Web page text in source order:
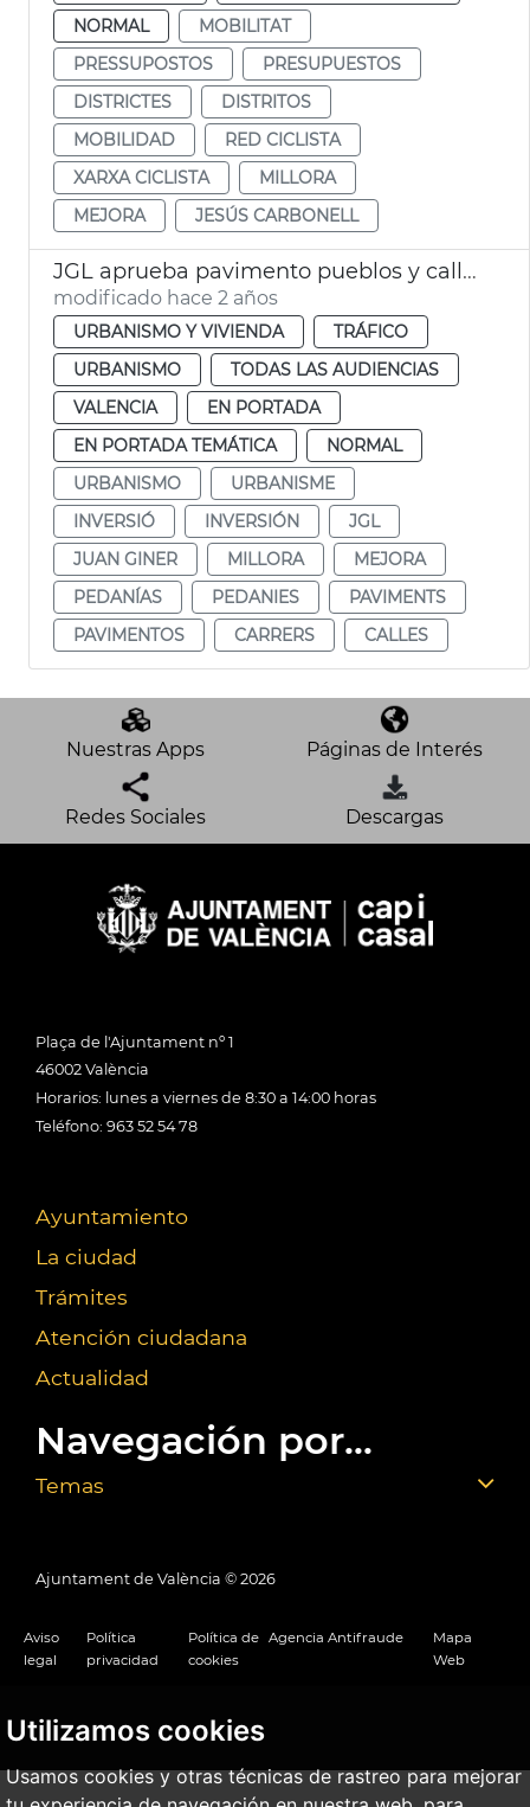
Utilizamos cookies
Usamos cookies y otras técnicas de rastreo para mejorar
NORMAL
MOBILITAT
PRESSUPOSTOS
PRESUPUESTOS
DISTRICTES
DISTRITOS
MOBILIDAD
RED CICLISTA
XARXA CICLISTA
MILLORA
MEJORA
JESÚS CARBONELL
JGL aprueba pavimento pueblos y calles València
modificado hace 2 años
URBANISMO Y VIVIENDA
TRÁFICO
URBANISMO
TODAS LAS AUDIENCIAS
VALENCIA
EN PORTADA
EN PORTADA TEMÁTICA
NORMAL
URBANISMO
URBANISME
INVERSIÓ
INVERSIÓN
JGL
JUAN GINER
MILLORA
MEJORA
PEDANÍAS
PEDANIES
PAVIMENTS
PAVIMENTOS
CARRERS CALLES
Nuestras Apps Páginas de Interés
Redes Sociales Descargas
Plaça de l'Ajuntament nº 1
46002 València
Horarios: lunes a viernes de 8:30 a 14:00 horas
Teléfono: 963 52 54 78
Ayuntamiento
La ciudad
Trámites
Atención ciudadana
Actualidad
Navegación por...
Temas
Ajuntament de València © 2026
Aviso
legal
Política
privacidad
Política de
cookies
Agencia Antifraude
Mapa
Web